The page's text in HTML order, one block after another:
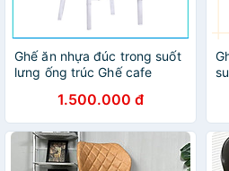
Ghế ăn nhựa đúc trong suốt
lưng ống trúc Ghế cafe
Tiffany 2A-PC
1.500.000 đ